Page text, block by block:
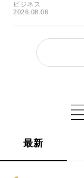
ビジネス
2026.08.06
最新